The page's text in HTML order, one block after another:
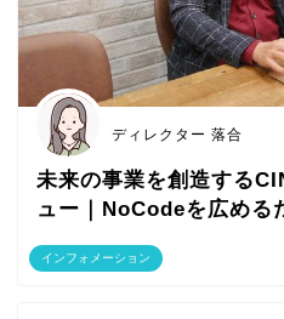
インフォメーション
ディレクター 落合
未来の事業を創造する
ュー｜NoCodeを広める